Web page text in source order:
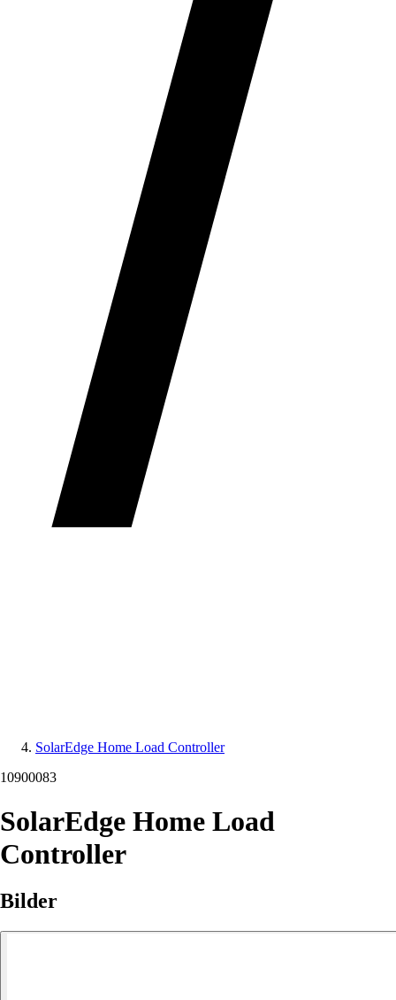
SolarEdge Home Load Controller
10900083
SolarEdge Home Load
Controller
Bilder